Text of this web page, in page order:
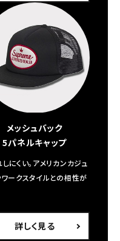
メッシュバック
5パネルキャップ
にくい。アメリカンカジュ
ークスタイルとの相性が
詳しく見る